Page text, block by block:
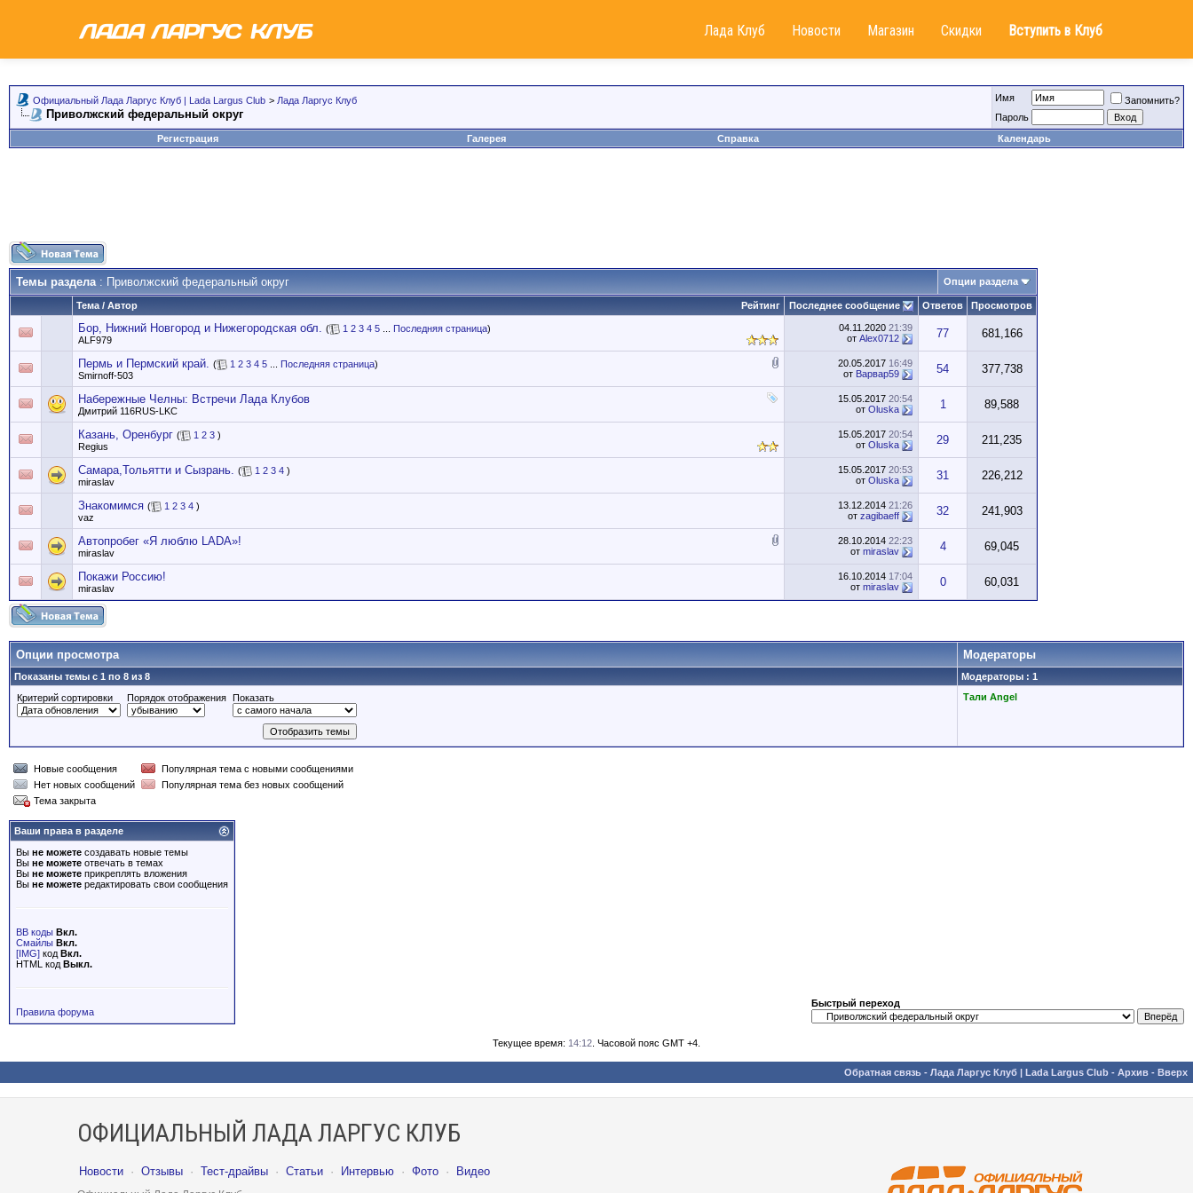
Лада Клуб Новости Магазин Скидки Вступить в Клуб
Официальный Лада Ларгус Клуб | Lada Largus Club > Лада Ларгус Клуб
Приволжский федеральный округ
Имя
Запомнить?
Пароль
Регистрация
Галерея Справка Календарь
Темы раздела: Приволжский федеральный округ Опции раздела
Рейтинг
Тема / Автор Последнее сообщение Ответов Просмотров
Бор, Нижний Новгород и Нижегородская обл. ( 1 2 3 4 5 Последняя страница)
ALF979
04.11.2020 21:39
от Alex0712 77 681,166
Пермь и Пермский край. ( 1 2 3 4 5 Последняя страница)
Smirnoff-503
20.05.2017 16:49
от Варвар59 54 377,738
Набережные Челны: Встречи Лада Клубов
Дмитрий 116RUS-LKC
15.05.2017 20:54
от Oluska 1 89,588
Казань, Оренбург ( 1 2 3 )
Regius
15.05.2017 20:54
от Oluska 29 211,235
Самара,Тольятти и Сызрань. ( 1 2 3 4 )
miraslav
15.05.2017 20:53
от Oluska 31 226,212
Знакомимся ( 1 2 3 4 )
vaz
13.12.2014 21:26
от zagibaeff 32 241,903
Автопробег «Я люблю LADA»!
miraslav
28.10.2014 22:23
от miraslav 4 69,045
Покажи Россию!
miraslav
16.10.2014 17:04
от miraslav 0 60,031
Опции просмотра Модераторы
Показаны темы с 1 по 8 из 8
Модераторы : 1
Критерий сортировки
Порядок отображения Показать Тали Angel
Новые сообщения
Популярная тема с новыми сообщениями
Нет новых сообщений
Популярная тема без новых сообщений
Тема закрыта
Ваши права в разделе
Вы не можете создавать новые темы
Вы не можете отвечать в темах
Вы не можете прикреплять вложения
Вы не можете редактировать свои сообщения
BB коды Вкл.
Смайлы Вкл.
[IMG] код Вкл.
HTML код Выкл.
Правила форума
Быстрый переход
Текущее время: 14:12 . Часовой пояс GMT +4.
Обратная связь - Лада Ларгус Клуб | Lada Largus Club - Архив - Вверх
ОФИЦИАЛЬНЫЙ ЛАДА ЛАРГУС КЛУБ
Новости · Отзывы · Тест-драйвы · Статьи · Интервью · Фото · Видео